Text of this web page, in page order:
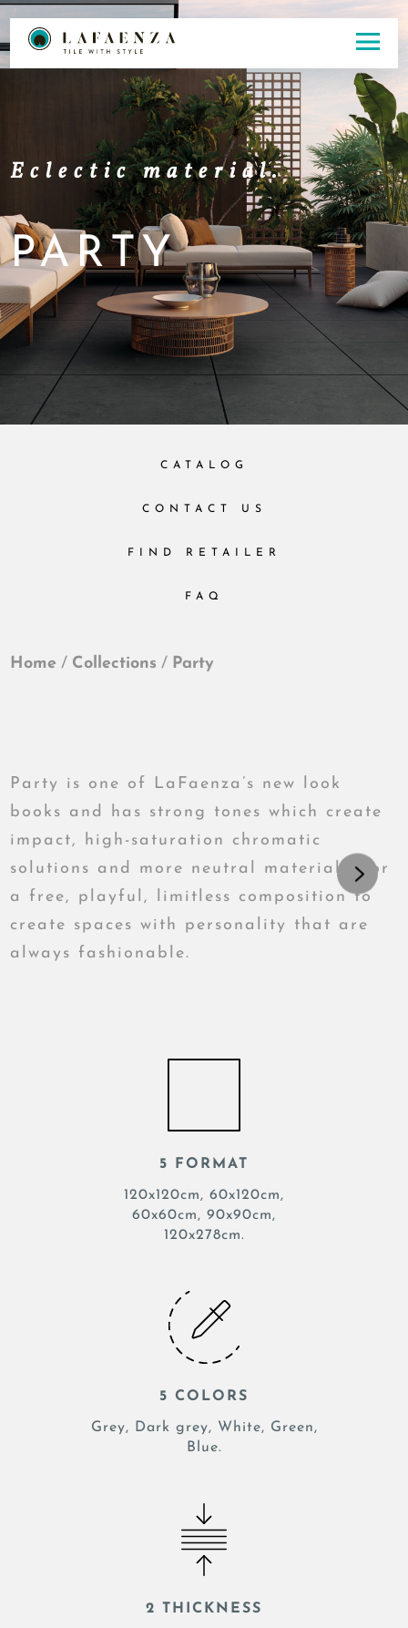
Eclectic material.
PARTY
CATALOG
CONTACT US
FIND RETAILER
FAQ
Home / Collections / Party
Party is one of LaFaenza’s new look
books and has strong tones which create
impact, high-saturation chromatic
solutions and more neutral materials, for
a free, playful, limitless composition to
create spaces with personality that are
always fashionable.
5 FORMAT
120x120cm, 60x120cm,
60x60cm, 90x90cm,
120x278cm.
5 COLORS
Grey, Dark grey, White, Green,
Blue.
2 THICKNESS